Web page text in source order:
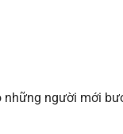
người mới